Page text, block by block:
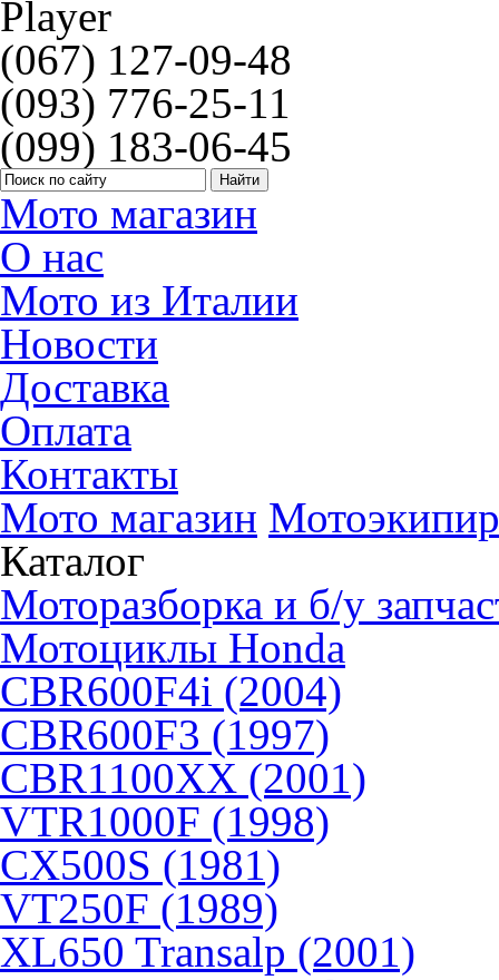
(067) 127-09-48
(093) 776-25-11
(099) 183-06-45
Мото магазин
О нас
Мото из Италии
Новости
Доставка
Оплата
Контакты
Мото магазин
Каталог
Моторазборка и б/у
Мотоциклы Honda
CBR600F4i (2004)
CBR600F3 (1997)
CBR1100XX (2001)
VTR1000F (1998)
CX500S (1981)
VT250F (1989)
XL650 Transalp (2001)